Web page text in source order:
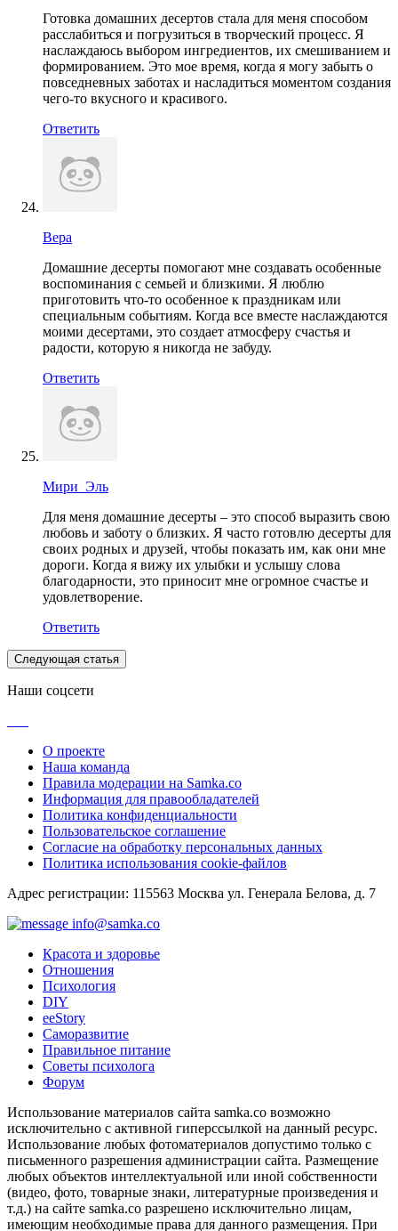
Готовка домашних десертов стала для меня способом
расслабиться и погрузиться в творческий процесс. Я
наслаждаюсь выбором ингредиентов, их смешиванием и
формированием. Это мое время, когда я могу забыть о
повседневных заботах и насладиться моментом создания
чего-то вкусного и красивого.
Ответить
Вера
Домашние десерты помогают мне создавать особенные
воспоминания с семьей и близкими. Я люблю
приготовить что-то особенное к праздникам или
специальным событиям. Когда все вместе наслаждаются
моими десертами, это создает атмосферу счастья и
радости, которую я никогда не забуду.
Ответить
Мири_Эль
Для меня домашние десерты – это способ выразить свою
любовь и заботу о близких. Я часто готовлю десерты для
своих родных и друзей, чтобы показать им, как они мне
дороги. Когда я вижу их улыбки и услышу слова
благодарности, это приносит мне огромное счастье и
удовлетворение.
Ответить
Следующая статья
Наши соцсети
О проекте
Наша команда
Правила модерации на Samka.co
Информация для правообладателей
Политика конфиденциальности
Пользовательское соглашение
Согласие на обработку персональных данных
Политика использования cookie-файлов
Адрес регистрации: 115563 Москва ул. Генерала Белова, д. 7
info@samka.co
Красота и здоровье
Отношения
Психология
DIY
ееStory
Саморазвитие
Правильное питание
Советы психолога
Форум
Использование материалов сайта samka.co возможно
исключительно с активной гиперссылкой на данный ресурс.
Использование любых фотоматериалов допустимо только с
письменного разрешения администрации сайта. Размещение
любых объектов интеллектуальной или иной собственности
(видео, фото, товарные знаки, литературные произведения и
т.д.) на сайте samka.co разрешено исключительно лицам,
имеющим необходимые права для данного размещения. При